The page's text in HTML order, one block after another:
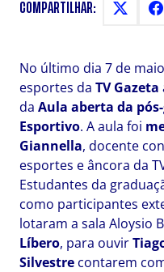
COMPARTILHAR:
No último dia 7 de
esportes da TV Gazeta
da Aula aberta da
Esportivo. A aula foi
Giannella, docente
esportes e âncora da
Estudantes da
como participantes
lotaram a sala Aloysio
Líbero, para ouvir
Silvestre contarem